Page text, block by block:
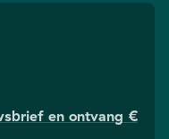
en ontvang €